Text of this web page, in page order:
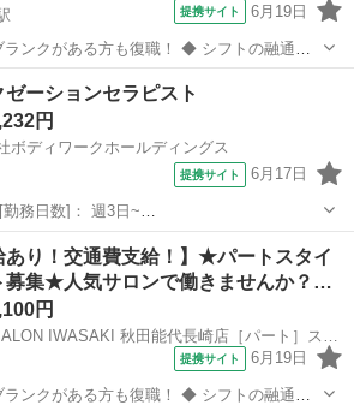
提携サイト 6月19日
ある方も復職！ ◆ シフトの融通が
タイルに合わせて働けます◎ブランクのあ
ンで技術に自身をつけてから安心してデビ
すさは抜群...
郎潟駅
ゼーションセラピスト
円
ボディワークホールディングス
提携サイト 6月17日
13:00~22:00 月/火/水/木/金/土/日 などから選
]： 秋田県秋田市中通2-6-1 ...
ージ
あり！交通費支給！】★パートスタイ
募集★人気サロンで働きませんか？…
円
提携サイト 6月19日
ある方も復職！ ◆ シフトの融通が